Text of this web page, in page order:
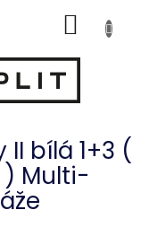
KOŠÍK
bílá 1+3 (
) Multi-